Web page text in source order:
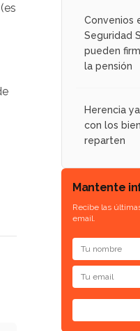
Convenios
Seguridad
pueden
la pensión
Herencia
con los
reparten
Mantente
Recibe las
email.